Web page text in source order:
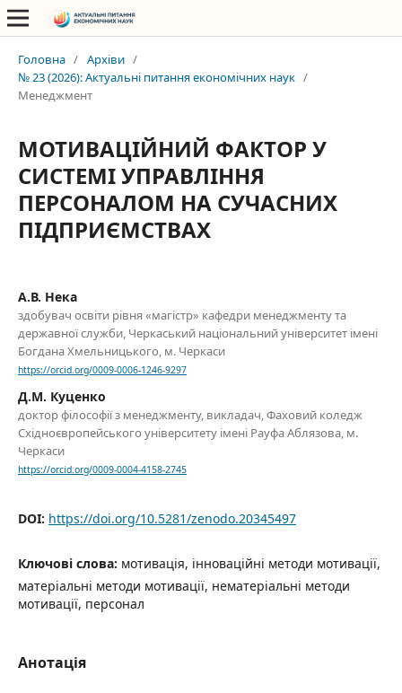
Головна / Архіви /
№ 23 (2026): Актуальні питання економічних наук /
Менеджмент
МОТИВАЦІЙНИЙ ФАКТОР У
СИСТЕМІ УПРАВЛІННЯ
ПЕРСОНАЛОМ НА СУЧАСНИХ
ПІДПРИЄМСТВАХ
А.В. Нека
здобувач освіти рівня «магістр» кафедри менеджменту та
державної служби, Черкаський національний університет імені
Богдана Хмельницького, м. Черкаси
https://orcid.org/0009-0006-1246-9297
Д.М. Куценко
доктор філософії з менеджменту, викладач, Фаховий коледж
Східноєвропейського університету імені Рауфа Аблязова, м.
Черкаси
https://orcid.org/0009-0004-4158-2745
DOI: https://doi.org/10.5281/zenodo.20345497
Ключові слова: мотивація, інноваційні методи мотивації,
матеріальні методи мотивації, нематеріальні методи
мотивації, персонал
Анотація